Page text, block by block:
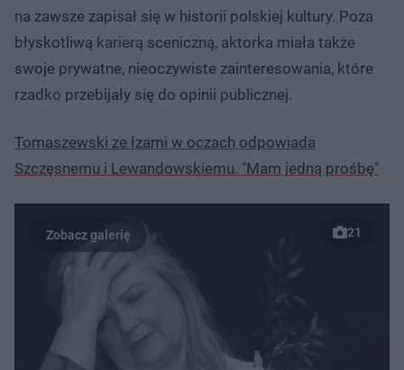
na zawsze zapisał się w historii polskiej kultury. Poza
błyskotliwą karierą sceniczną, aktorka miała także
swoje prywatne, nieoczywiste zainteresowania, które
rzadko przebijały się do opinii publicznej.
Tomaszewski ze łzami w oczach odpowiada
Szczęsnemu i Lewandowskiemu. "Mam jedną prośbę"
21